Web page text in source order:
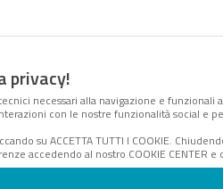
privacy!
necessari alla navigazione e
con le nostre funzionalità social e
su ACCETTA TUTTI I COOKIE.
accedendo al nostro COOKIE